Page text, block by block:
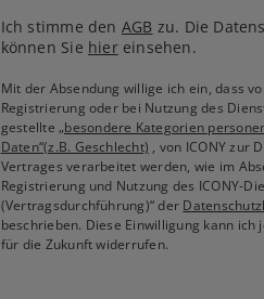
Ich stimme den AGB zu. Die
können Sie hiereinsehen.
Mit der Absendung willige ich ein, dass
Registrierung oder bei Nutzung des
gestellte„besondere Kategorien
Daten“(z.B. Geschlecht) , von ICONY zur
Vertrages verarbeitet werden, wie im
Registrierung und Nutzung des ICONY-
(Vertragsdurchführung)“ der
beschrieben. Diese Einwilligung kann ich
für die Zukunft widerrufen.